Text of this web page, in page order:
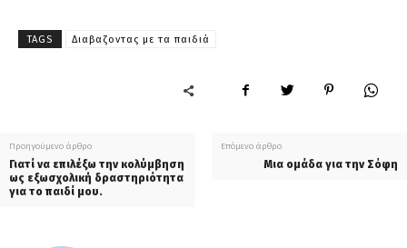
TAGS Διαβαζοντας με τα παιδιά
Προηγούμενο άρθρο
Γιατί να επιλέξω την κολύμβηση
ως εξωσχολική δραστηριότητα
για το παιδί μου.
Επόμενο άρθρο
Μια ομάδα για την Σόφη